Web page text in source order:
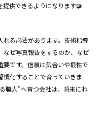
提供できるようになります🧩
れる必要があります。技術指導
なぜ写真報告をするのか、なぜ
です。信頼は気合いや根性で
化することで育っていきま
職人”へ育つ会社は、将来にわ